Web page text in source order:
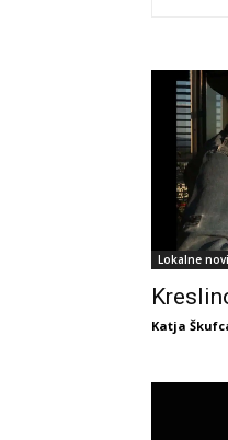
Lokalne
Katja